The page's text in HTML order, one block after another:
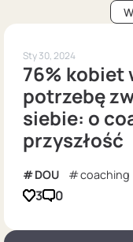
Sty 30, 2024
76% kobiet
potrzebę
siebie: o
przyszłość
DOU coaching
3 0